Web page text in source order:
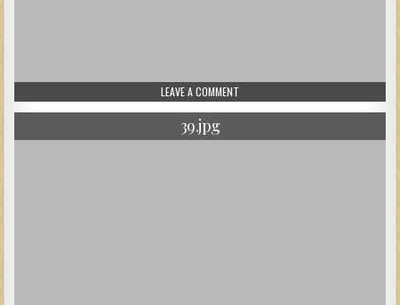
LEAVE A COMMENT
39.jpg